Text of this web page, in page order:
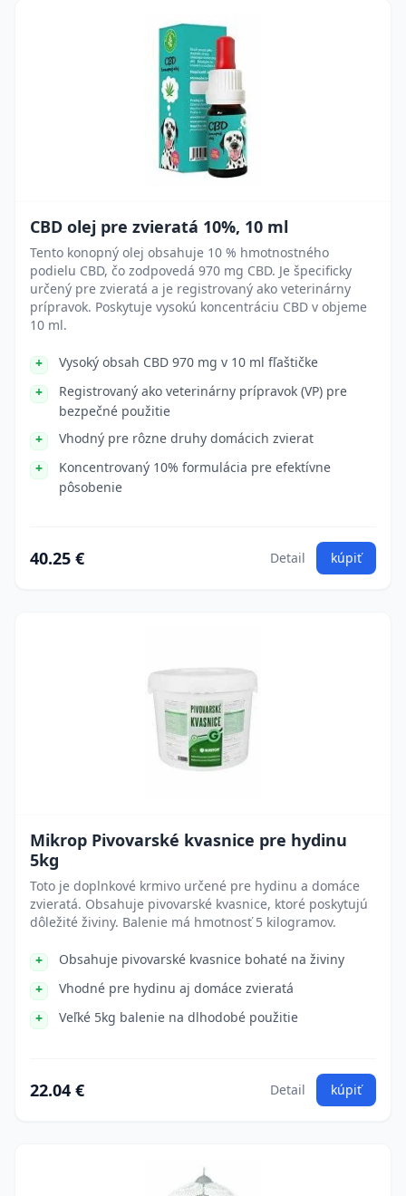
CBD olej pre zvieratá 10%, 10 ml
Tento konopný olej obsahuje 10 % hmotnostného
podielu CBD, čo zodpovedá 970 mg CBD. Je špecificky
určený pre zvieratá a je registrovaný ako veterinárny
prípravok. Poskytuje vysokú koncentráciu CBD v objeme
10 ml.
Vysoký obsah CBD 970 mg v 10 ml fľaštičke
Registrovaný ako veterinárny prípravok (VP) pre
bezpečné použitie
Vhodný pre rôzne druhy domácich zvierat
Koncentrovaný 10% formulácia pre efektívne
pôsobenie
40.25 € Detail kúpiť
Mikrop Pivovarské kvasnice pre hydinu
5kg
Toto je doplnkové krmivo určené pre hydinu a domáce
zvieratá. Obsahuje pivovarské kvasnice, ktoré poskytujú
dôležité živiny. Balenie má hmotnosť 5 kilogramov.
Obsahuje pivovarské kvasnice bohaté na živiny
Vhodné pre hydinu aj domáce zvieratá
Veľké 5kg balenie na dlhodobé použitie
22.04 € Detail kúpiť